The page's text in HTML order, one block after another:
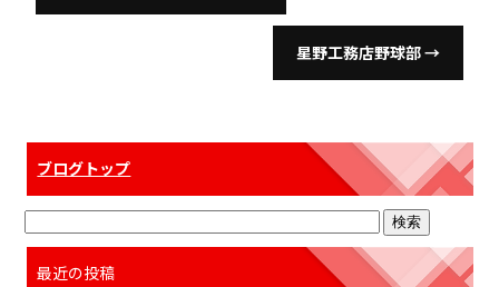
星野工務店野球部→
ブログトップ
最近の投稿